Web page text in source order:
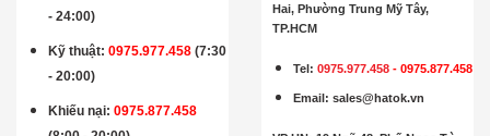
- 24:00)
Kỹ thuật:0975.977.458 (7:30
- 20:00)
Khiếu nại: 0975.877.458
Hai, Phường Trung Mỹ Tây,
TP.HCM
Tel:0975.977.458 -0975.877.458
Email:sales@hatok.vn